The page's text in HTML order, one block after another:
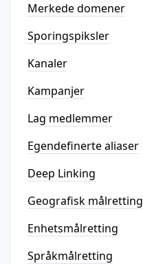
Merkede domener
Sporingspiksler
Kanaler
Kampanjer
Lag medlemmer
Egendefinerte aliaser
Deep Linking
Geografisk målretting
Enhetsmålretting
Språkmålretting